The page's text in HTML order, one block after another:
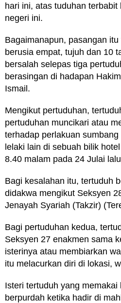
hari ini, atas tuduhan
negeri ini.
Bagaimanapun, pasangan
berusia empat, tujuh dan 10
bersalah selepas tiga
berasingan di hadapan
Ismail.
Mengikut pertuduhan,
pertuduhan muncikari atau
terhadap perlakuan
lelaki lain di sebuah bilik
8.40 malam pada 24 Julai
Bagi kesalahan itu, tertuduh
didakwa mengikut Seksyen
Jenayah Syariah (Takzir)
Bagi pertuduhan kedua,
Seksyen 27 enakmen sama
isterinya atau membiarkan
itu melacurkan diri di lokasi,
Isteri tertuduh yang
berpurdah ketika hadir di